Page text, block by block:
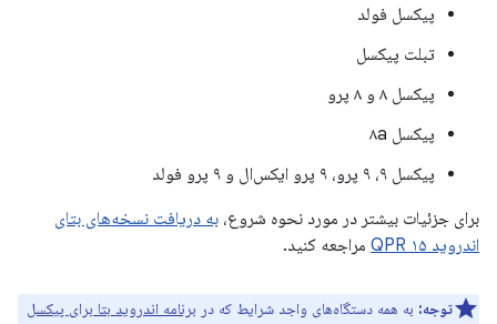
پیکسل فولد
تبلت پیکسل
پیکسل ۸ و ۸ پرو
پیکسل ۸a
پیکسل ۹، ۹ پرو، ۹ پرو ایکس‌ال و ۹ پرو فولد
برای جزئیات بیشتر در مورد نحوه شروع، به دریافت نسخه‌های بتای
اندروید ۱۵ QPR
مراجعه کنید.
توجه: به همه دستگاه‌های واجد شرایط که در برنامه اندروید بتا برای پیکسل